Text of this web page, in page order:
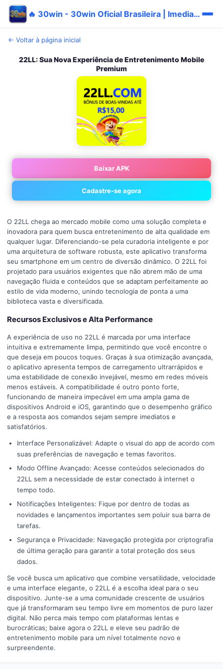
🔥 30win - 30win Oficial Brasileira | Imediato Promo ✅
← Voltar à página inicial
22LL: Sua Nova Experiência de Entretenimento Mobile
Premium
Baixar APK
Cadastre-se agora
O 22LL chega ao mercado mobile como uma solução completa e
inovadora para quem busca entretenimento de alta qualidade em
qualquer lugar. Diferenciando-se pela curadoria inteligente e por
uma arquitetura de software robusta, este aplicativo transforma
seu smartphone em um centro de diversão dinâmico. O 22LL foi
projetado para usuários exigentes que não abrem mão de uma
navegação fluida e conteúdos que se adaptam perfeitamente ao
estilo de vida moderno, unindo tecnologia de ponta a uma
biblioteca vasta e diversificada.
Recursos Exclusivos e Alta Performance
A experiência de uso no 22LL é marcada por uma interface
intuitiva e extremamente limpa, permitindo que você encontre o
que deseja em poucos toques. Graças à sua otimização avançada,
o aplicativo apresenta tempos de carregamento ultrarrápidos e
uma estabilidade de conexão invejável, mesmo em redes móveis
menos estáveis. A compatibilidade é outro ponto forte,
funcionando de maneira impecável em uma ampla gama de
dispositivos Android e iOS, garantindo que o desempenho gráfico
e a resposta aos comandos sejam sempre imediatos e
satisfatórios.
Interface Personalizável: Adapte o visual do app de acordo com
suas preferências de navegação e temas favoritos.
Modo Offline Avançado: Acesse conteúdos selecionados do
22LL sem a necessidade de estar conectado à internet o
tempo todo.
Notificações Inteligentes: Fique por dentro de todas as
novidades e lançamentos importantes sem poluir sua barra de
tarefas.
Segurança e Privacidade: Navegação protegida por criptografia
de última geração para garantir a total proteção dos seus
dados.
Se você busca um aplicativo que combine versatilidade, velocidade
e uma interface elegante, o 22LL é a escolha ideal para o seu
dispositivo. Junte-se a uma comunidade crescente de usuários
que já transformaram seu tempo livre em momentos de puro lazer
digital. Não perca mais tempo com plataformas lentas e
burocráticas; baixe agora o 22LL e eleve seu padrão de
entretenimento mobile para um nível totalmente novo e
surpreendente.